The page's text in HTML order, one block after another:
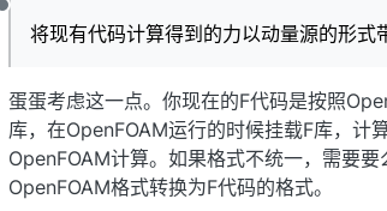
离线
将现有代码计算得到的力以动量源的形式
蛋蛋考虑这一点。你现在的F代码是按照
库，在OpenFOAM运行的时候挂载F库，计
OpenFOAM计算。如果格式不统一，需要
OpenFOAM格式转换为F代码的格式。